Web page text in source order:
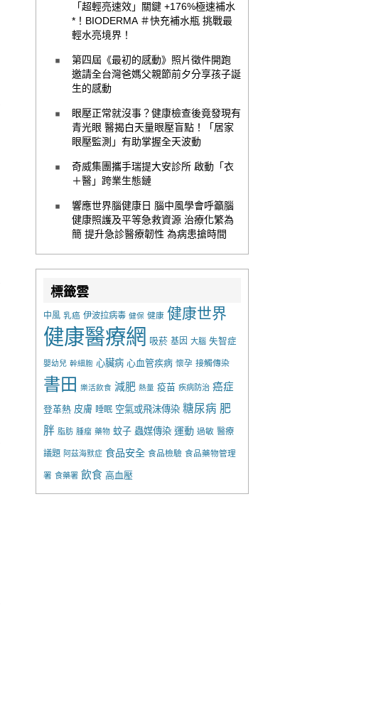
「超輕亮速效」關鍵 +176%極速補水
*！BIODERMA ＃快充補水瓶 挑戰最
輕水亮境界！
第四屆《最初的感動》照片徵件開跑
邀請全台灣爸媽父親節前夕分享孩子誕
生的感動
眼壓正常就沒事？健康檢查後竟發現有
青光眼 醫揭白天量眼壓盲點！「居家
眼壓監測」有助掌握全天波動
奇威集團攜手瑞提大安診所 啟動「衣
＋醫」跨業生態鏈
響應世界腦健康日 腦中風學會呼籲腦
健康照護及平等急救資源 治療化繁為
簡 提升急診醫療韌性 為病患搶時間
標籤雲
中風 乳癌 伊波拉病毒 健保 健康 健康世界
健康醫療網 吸菸 基因 大腦 失智症
嬰幼兒 幹細胞 心臟病 心血管疾病 懷孕 接觸傳染
書田 樂活飲食 減肥 熱量 疫苗 疾病防治 癌症
登革熱 皮膚 睡眠 空氣或飛沫傳染 糖尿病 肥
胖 脂肪 腫瘤 藥物 蚊子 蟲媒傳染 運動 過敏 醫療
議題 阿茲海默症 食品安全 食品檢驗 食品藥物管理
署 食藥署 飲食 高血壓